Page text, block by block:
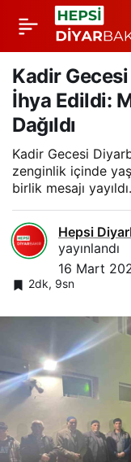
Kadir Gecesi
İhya Edildi:
Dağıldı
Kadir Gecesi
zenginlik içinde
birlik mesajı yayıldı.
Hepsi
yayınlandı
16 Mart
2dk, 9sn
Ramazan Ayında
Dayanışma: Bir
İyilik Projesiyle
Kalanlara Umut
Taşıyan Gıda